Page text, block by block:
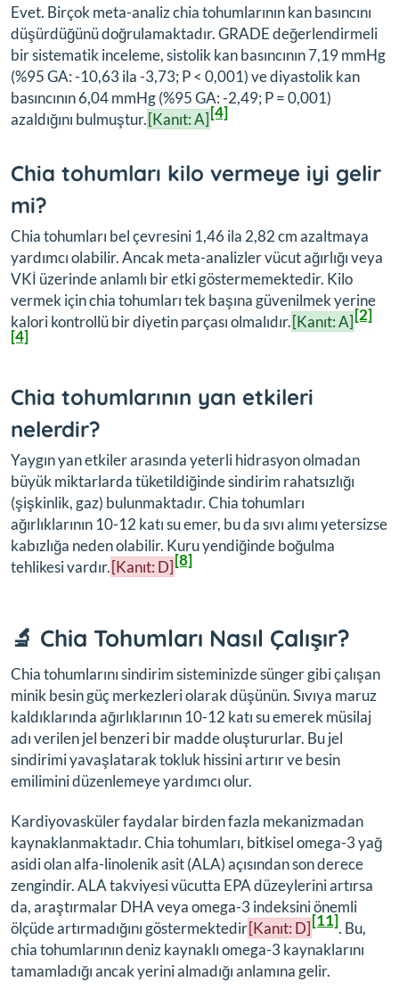
Evet. Birçok meta-analiz chia tohumlarının kan basıncını
düşürdüğünü doğrulamaktadır. GRADE değerlendirmeli
bir sistematik inceleme, sistolik kan basıncının 7,19 mmHg
(%95 GA: -10,63 ila -3,73; P < 0,001) ve diyastolik kan
basıncının 6,04 mmHg (%95 GA: -2,49; P = 0,001)
azaldığını bulmuştur.[Kanıt: A][4]
Chia tohumları kilo vermeye iyi gelir
mi?
Chia tohumları bel çevresini 1,46 ila 2,82 cm azaltmaya
yardımcı olabilir. Ancak meta-analizler vücut ağırlığı veya
VKİ üzerinde anlamlı bir etki göstermemektedir. Kilo
vermek için chia tohumları tek başına güvenilmek yerine
kalori kontrollü bir diyetin parçası olmalıdır.[Kanıt: A][2]
[4]
Chia tohumlarının yan etkileri
nelerdir?
Yaygın yan etkiler arasında yeterli hidrasyon olmadan
büyük miktarlarda tüketildiğinde sindirim rahatsızlığı
(şişkinlik, gaz) bulunmaktadır. Chia tohumları
ağırlıklarının 10-12 katı su emer, bu da sıvı alımı yetersizse
kabızlığa neden olabilir. Kuru yendiğinde boğulma
tehlikesi vardır.[Kanıt: D][8]
🔬 Chia Tohumları Nasıl Çalışır?
Chia tohumlarını sindirim sisteminizde sünger gibi çalışan
minik besin güç merkezleri olarak düşünün. Sıvıya maruz
kaldıklarında ağırlıklarının 10-12 katı su emerek müsilaj
adı verilen jel benzeri bir madde oluştururlar. Bu jel
sindirimi yavaşlatarak tokluk hissini artırır ve besin
emilimini düzenlemeye yardımcı olur.
Kardiyovasküler faydalar birden fazla mekanizmadan
kaynaklanmaktadır. Chia tohumları, bitkisel omega-3 yağ
asidi olan alfa-linolenik asit (ALA) açısından son derece
zengindir. ALA takviyesi vücutta EPA düzeylerini artırsa
da, araştırmalar DHA veya omega-3 indeksini önemli
ölçüde artırmadığını göstermektedir[Kanıt: D][11]. Bu,
chia tohumlarının deniz kaynaklı omega-3 kaynaklarını
tamamladığı ancak yerini almadığı anlamına gelir.